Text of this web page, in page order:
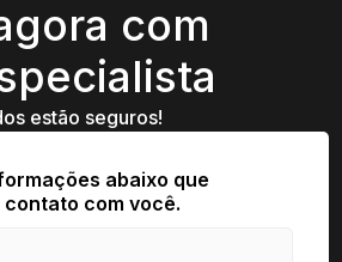
com
estão seguros!
abaixo que
com você.